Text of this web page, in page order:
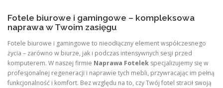
Fotele biurowe i gamingowe – kompleksowa
naprawa w Twoim zasięgu
Fotele biurowe i gamingowe to nieodłączny element współczesnego
życia – zarówno w biurze, jak i podczas intensywnych sesji przed
komputerem. W naszej firmie Naprawa Fotelek specjalizujemy się w
profesjonalnej regeneracji i naprawie tych mebli, przywracając im pełną
funkcjonalność i komfort. Bez względu na to, czy Twój fotel stracił swoją